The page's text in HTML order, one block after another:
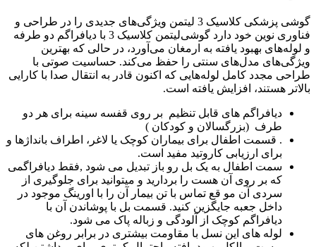
گوشی‌ پزشکی کلاسیک 3 لیتمن ویژگی‌های جدیدی را در طراحی و
فناوری نوین خود دارد گوشی‌لیتمن کلاسیک 3 با دیافراگم دو طرفه
و لوله‌های بهبود یافته به ارمغان می‌آورد، در حالی که بهترین
ویژگی‌های مدل‌های سنتی را حفظ می‌کند. حساسیت صوتی با
طراحی مجدد کامل لوله‌هایی که اکنون قادر به انتقال صدا با کارایی
بالاتر هستند، افزایش یافته است.
دیافراگم های قابل تنظیم بر روی قفسه سینه برای هر دو
طرف (بزرگسالان و کودکان )
. قسمت اطفال برای بیماران کوچک یا لاغر، اطراف بانداژها و
برای ارزیابی کاروتید مفید است.
سمت اطفال به یک بل رو باز تبدیل می شود ,فقط دیافراگمی
که بر روی آن هست را بردارید و میتوانید برای جلوگیری از
سردی آن مو قع تماس با تن بیمار آن را با اورینگ موجود در
داخل جعبه جایگزین کنید. قسمت بل با پوشاندن آن با
دیافراگم کوچک از آلودگی و زباله پاک می شود.
لوله های این نسل با مقاومت بیشتری در برابر روغن های